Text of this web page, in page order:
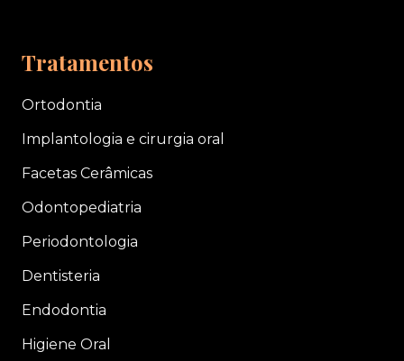
Tratamentos
Ortodontia
Implantologia e cirurgia oral
Facetas Cerâmicas
Odontopediatria
Periodontologia
Dentisteria
Endodontia
Higiene Oral